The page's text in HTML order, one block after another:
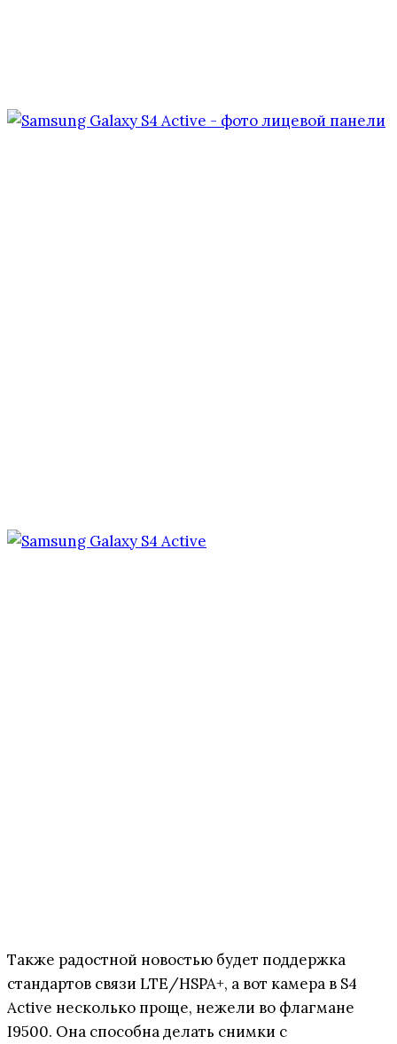
Также радостной новостью будет поддержка
стандартов связи LTE/HSPA+, а вот камера в S4
Active несколько проще, нежели во флагмане
I9500. Она способна делать снимки с